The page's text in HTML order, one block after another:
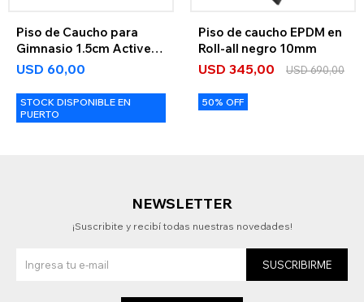
Piso de Caucho para
Gimnasio 1.5cm Active
Max
USD 60,00
STOCK DISPONIBLE EN
PUERTO
Piso de caucho EPDM en
Roll-all negro 10mm
USD 345,00 USD690,00
50% OFF
NEWSLETTER
¡Suscribite y recibí todas nuestras novedades!
SUSCRIBIRME